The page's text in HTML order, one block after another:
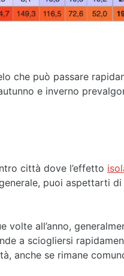
che può passare
e inverno
città dove l’effetto
puoi aspettarti
volte all’anno,
a sciogliersi
anche se rimane